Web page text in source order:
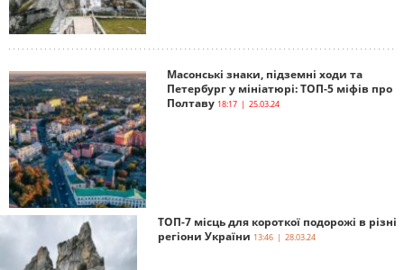
Масонські знаки, підземні ходи та
Петербург у мініатюрі: ТОП-5 міфів про
Полтаву 18:17 | 25.03.24
ТОП-7 місць для короткої подорожі в різні
регіони України 13:46 | 28.03.24